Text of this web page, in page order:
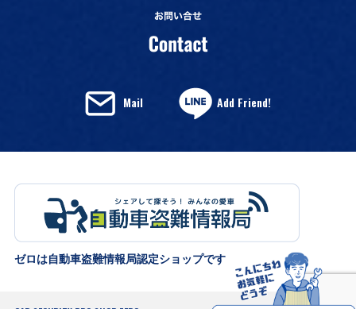
Mail Add Friend!
ゼロは自動車盗難情報局認定ショップです